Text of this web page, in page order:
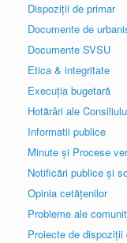
Dispoziții de primar
Documente de
Documente SVSU
Etica & integritate
Execuția bugetară
Hotărâri ale
Informatii publice
Minute și Procese
Notificări publice și
Opinia cetățenilor
Probleme ale
Proiecte de dispoziții